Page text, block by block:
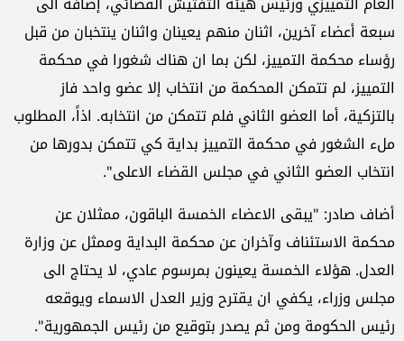
سبعة أعضاء آخرين، اثنان منهم يعينان واثنان ينتخبان من قبل
رؤساء محكمة التمييز، لكن بما ان هناك شغورا في محكمة
التمييز، لم تتمكن المحكمة من انتخاب إلا عضو واحد فاز
بالتزكية، أما العضو الثاني فلم تتمكن من انتخابه. اذاً، المطلوب
ملء الشغور في محكمة التمييز بداية كي تتمكن بدورها من
انتخاب العضو الثاني في مجلس القضاء الاعلى".
أضاف صادر: "يبقى الاعضاء الخمسة الباقون، ممثلان عن
محكمة الاستئناف وآخران عن محكمة البداية وممثل عن وزارة
العدل. هؤلاء الخمسة يعينون بمرسوم عادي، لا يحتاج الى
مجلس وزراء، يكفي ان يقترح وزير العدل الاسماء ويوقعه
رئيس الحكومة ومن ثم يصدر بتوقيع من رئيس الجمهورية".